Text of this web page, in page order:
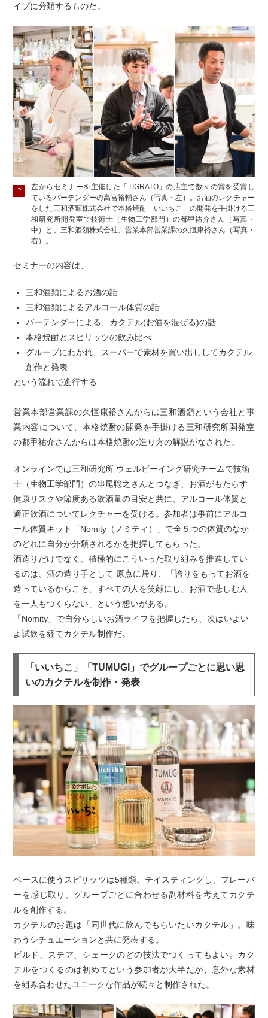
イプに分類するものだ。
左からセミナーを主催した「TIGRATO」の店主で数々の賞を受賞し
ているバーテンダーの高宮裕輔さん（写真・左）。お酒のレクチャー
をした三和酒類株式会社で本格焼酎「いいちこ」の開発を手掛ける三
和研究所開発室で技術士（生物工学部門）の都甲祐介さん（写真・
中）と、三和酒類株式会社、営業本部営業課の久恒康裕さん（写真・
右）。
セミナーの内容は、
三和酒類によるお酒の話
三和酒類によるアルコール体質の話
バーテンダーによる、カクテル(お酒を混ぜる)の話
本格焼酎とスピリッツの飲み⽐べ
グループにわかれ、スーパーで素材を買い出ししてカクテル
創作と発表
という流れで進行する
営業本部営業課の久恒康裕さんからは三和酒類という会社と事
業内容について、本格焼酎の開発を手掛ける三和研究所開発室
の都甲祐介さんからは本格焼酎の造り方の解説がなされた。
オンラインでは三和研究所 ウェルビーイング研究チームで技術
士（生物工学部門）の串尾聡之さんとつなぎ、お酒がもたらす
健康リスクや節度ある飲酒量の目安と共に、アルコール体質と
適正飲酒についてレクチャーを受ける。参加者は事前にアルコ
ール体質キット「Nomity（ノミティ）」で全５つの体質のなか
のどれに自分が分類されるかを把握してもらった。
酒造りだけでなく、積極的にこういった取り組みを推進してい
るのは、酒の造り手として 原点に帰り、「誇りをもってお酒を
造っているからこそ、すべての人を笑顔にし、お酒で悲しむ人
を一人もつくらない」という想いがある。
「Nomity」で自分らしいお酒ライフを把握したら、次はいよい
よ試飲を経てカクテル制作だ。
「いいちこ」「TUMUGI」でグループごとに思い思
いのカクテルを制作・発表
ベースに使うスピリッツは5種類。テイスティングし、フレーバ
ーを感じ取り、グループごとに合わせる副材料を考えてカクテ
ルを創作する。
カクテルのお題は「同世代に飲んでもらいたいカクテル」。味
わうシチュエーションと共に発表する。
ビルド、ステア、シェークのどの技法でつくってもよい。カク
テルをつくるのは初めてという参加者が大半だが、意外な素材
を組み合わせたユニークな作品が続々と制作された。